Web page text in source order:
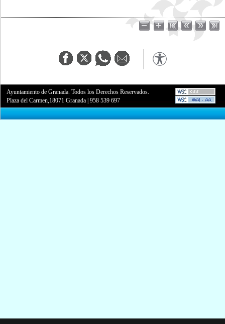
Ayuntamiento de Granada. Todos los Derechos Reservados.
Plaza del Carmen,18071 Granada |958 539 697